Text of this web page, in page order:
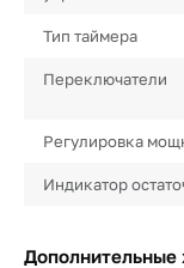
Тип таймера
Переключатели
Регулировка
Индикатор
Дополнительные